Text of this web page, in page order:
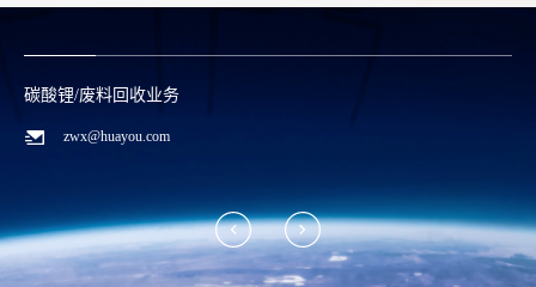
碳酸锂/废料回收业务
zwx@huayou.com